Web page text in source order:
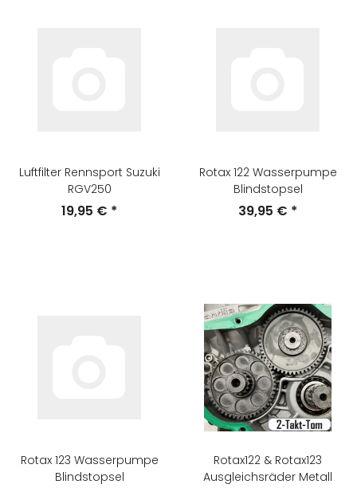
Luftfilter Rennsport Suzuki
RGV250
19,95 € *
Rotax 122 Wasserpumpe
Blindstopsel
39,95 € *
Rotax 123 Wasserpumpe
Blindstopsel
Rotax122 & Rotax123
Ausgleichsräder Metall